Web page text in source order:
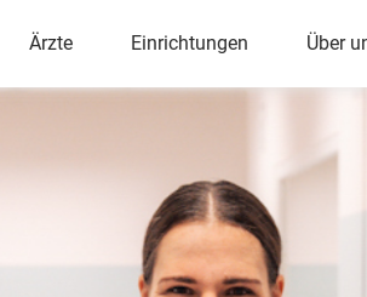
Ärzte Einrichtungen Über